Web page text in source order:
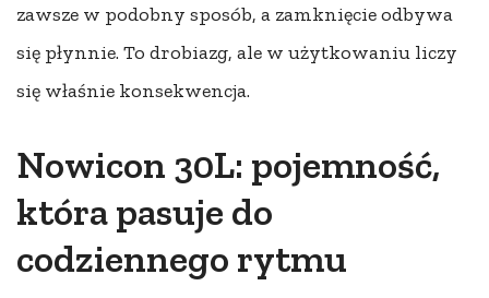
zawsze w podobny sposób, a zamknięcie odbywa
się płynnie. To drobiazg, ale w użytkowaniu liczy
się właśnie konsekwencja.
Nowicon 30L: pojemność,
która pasuje do
codziennego rytmu